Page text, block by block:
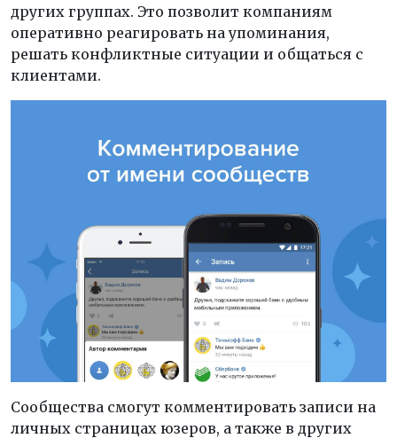
других группах. Это позволит компаниям
оперативно реагировать на упоминания,
решать конфликтные ситуации и общаться с
клиентами.
Сообщества смогут комментировать записи на
личных страницах юзеров, а также в других